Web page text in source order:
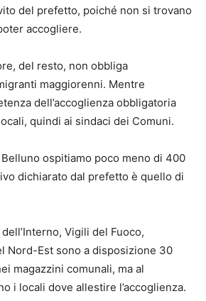
del prefetto, poiché non si trovano
accogliere.
del resto, non obbliga
maggiorenni. Mentre
dell’accoglienza obbligatoria
quindi ai sindaci dei Comuni.
ospitiamo poco meno di 400
dichiarato dal prefetto è quello di
Vigili del Fuoco,
Nord-Est sono a disposizione 30
magazzini comunali, ma al
i locali dove allestire l’accoglienza.